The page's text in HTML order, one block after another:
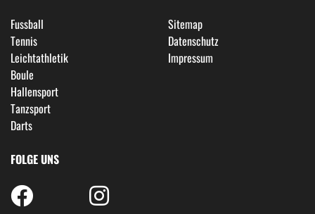
Fussball
Tennis
Leichtathletik
Boule
Hallensport
Tanzsport
Darts
Sitemap
Datenschutz
Impressum
FOLGE UNS